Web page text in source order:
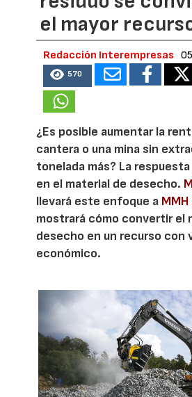
el mayor
Redacción Interempresas
570
¿Es posible aumentar la
cantera o una mina sin
tonelada más? La
en el material de desecho.
llevará este enfoque a
mostrará cómo convertir el
desecho en un recurso con
económico.